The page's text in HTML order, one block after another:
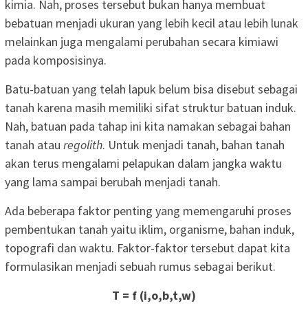
kimia. Nah, proses tersebut bukan hanya membuat
bebatuan menjadi ukuran yang lebih kecil atau lebih lunak
melainkan juga mengalami perubahan secara kimiawi
pada komposisinya.
Batu-batuan yang telah lapuk belum bisa disebut sebagai
tanah karena masih memiliki sifat struktur batuan induk.
Nah, batuan pada tahap ini kita namakan sebagai bahan
tanah atau regolith. Untuk menjadi tanah, bahan tanah
akan terus mengalami pelapukan dalam jangka waktu
yang lama sampai berubah menjadi tanah.
Ada beberapa faktor penting yang memengaruhi proses
pembentukan tanah yaitu iklim, organisme, bahan induk,
topografi dan waktu. Faktor-faktor tersebut dapat kita
formulasikan menjadi sebuah rumus sebagai berikut.
T = f (i,o,b,t,w)